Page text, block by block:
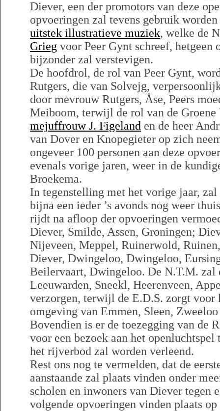
Diever, een der promotors van deze
opvoeringen zal tevens gebruik
uitstek illustratieve muziek, welke de
Grieg voor Peer Gynt schreef,
bijzonder zal verstevigen.
De hoofdrol, de rol van Peer Gynt,
Rutgers, die van Solvejg,
door mevrouw Rutgers, Åse, Peers
Meiboom, terwijl de rol van de
mejuffrouw J. Figeland en de heer
van Dover en Knopegieter op zich
ongeveer 100 personen aan deze
evenals vorige jaren, weer in de
Broekema.
In tegenstelling met het vorige jaar,
bijna een ieder ’s avonds nog weer
rijdt na afloop der opvoeringen
Diever, Smilde, Assen, Groningen;
Nijeveen, Meppel, Ruinerwold,
Diever, Dwingeloo, Dwingeloo,
Beilervaart, Dwingeloo. De N.T.M. zal
Leeuwarden, Sneekl, Heerenveen,
verzorgen, terwijl de E.D.S. zorgt voor
omgeving van Emmen, Sleen, Zweeloo
Bovendien is er de toezegging van de
voor een bezoek aan het
het rijverbod zal worden verleend.
Rest ons nog te vermelden, dat de
aanstaande zal plaats vinden onder
scholen en inwoners van Diever tegen
volgende opvoeringen vinden plaats